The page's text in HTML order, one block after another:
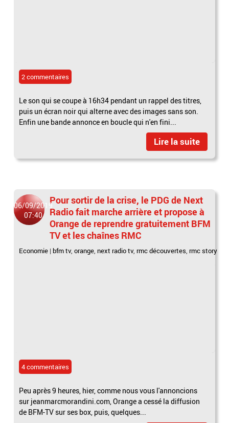
2 commentaires
Le son qui se coupe à 16h34 pendant un rappel des titres,
puis un écran noir qui alterne avec des images sans son.
Enfin une bande annonce en boucle qui n'en fini...
Lire la suite
06/09/2019
07:40
Pour sortir de la crise, le PDG de Next
Radio fait marche arrière et propose à
Orange de reprendre gratuitement BFM
TV et les chaînes RMC
Economie | bfm tv,orange, next radio tv, rmc découvertes, rmc story
4 commentaires
Peu après 9 heures, hier, comme nous vous l'annoncions
sur jeanmarcmorandini.com, Orange a cessé la diffusion
de BFM-TV sur ses box, puis, quelques...